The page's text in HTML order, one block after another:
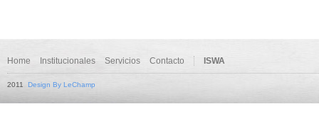
Home Institucionales Servicios Contacto ISWA
2011 Design By LeChamp